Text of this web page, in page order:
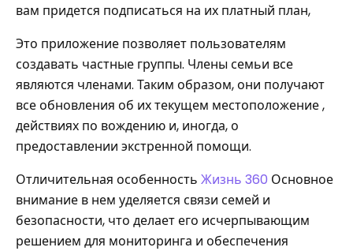
вам придется подписаться на их платный план,
Это приложение позволяет пользователям
создавать частные группы. Члены семьи все
являются членами. Таким образом, они получают
все обновления об их текущем местоположение ,
действиях по вождению и, иногда, о
предоставлении экстренной помощи.
Отличительная особенность Жизнь 360 Основное
внимание в нем уделяется связи семей и
безопасности, что делает его исчерпывающим
решением для мониторинга и обеспечения